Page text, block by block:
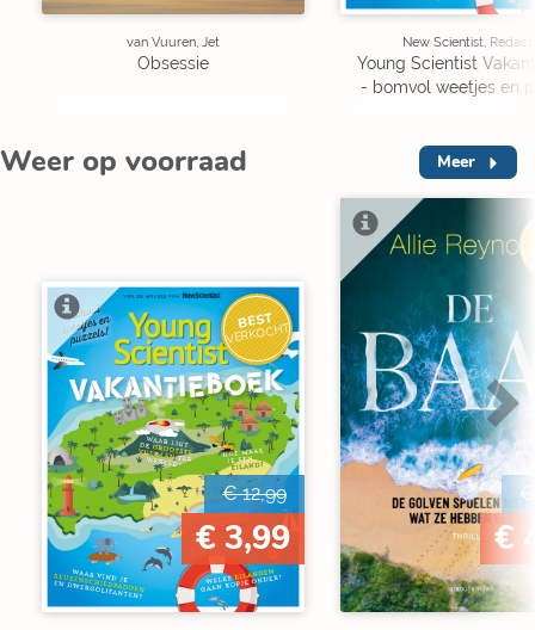
van Vuuren, Jet
Obsessie
New Scientist,
Young Scientist
- bomvol weetjes en
Weer op voorraad Meer
BEST
VERKOCHT
€ 12,99
€ 3,99
€
€